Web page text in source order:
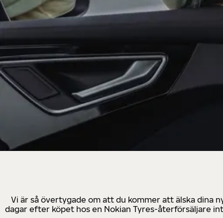
Vi är så övertygade om att du kommer att älska dina
dagar efter köpet hos en Nokian Tyres-återförsäljare